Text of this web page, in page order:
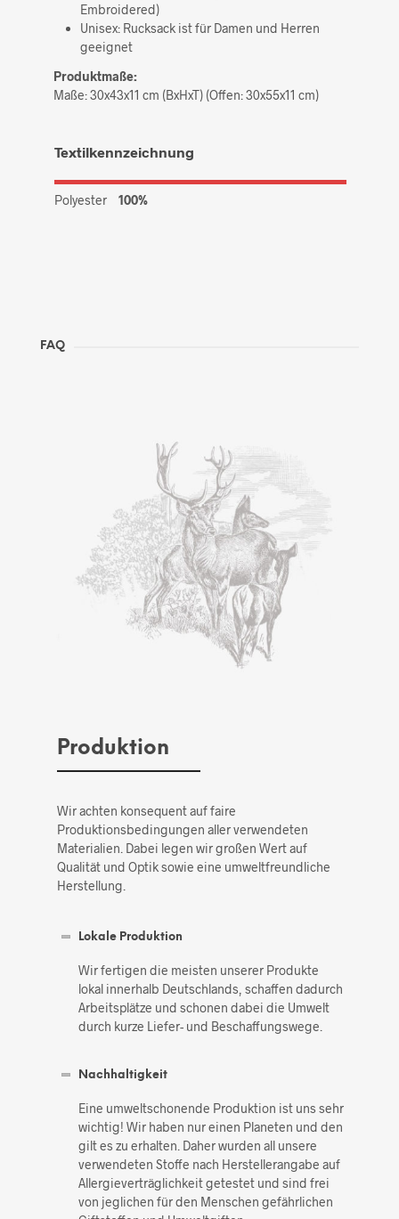
Embroidered)
Unisex: Rucksack ist für Damen und Herren
geeignet
Produktmaße:
Maße: 30x43x11 cm (BxHxT) (Offen: 30x55x11 cm)
Textilkennzeichnung
Polyester 100%
FAQ
Produktion
Wir achten konsequent auf faire
Produktionsbedingungen aller verwendeten
Materialien. Dabei legen wir großen Wert auf
Qualität und Optik sowie eine umweltfreundliche
Herstellung.
Lokale Produktion
Wir fertigen die meisten unserer Produkte
lokal innerhalb Deutschlands, schaffen dadurch
Arbeitsplätze und schonen dabei die Umwelt
durch kurze Liefer- und Beschaffungswege.
Nachhaltigkeit
Eine umweltschonende Produktion ist uns sehr
wichtig! Wir haben nur einen Planeten und den
gilt es zu erhalten. Daher wurden all unsere
verwendeten Stoffe nach Herstellerangabe auf
Allergieverträglichkeit getestet und sind frei
von jeglichen für den Menschen gefährlichen